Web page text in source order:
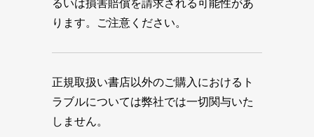
るいは損害賠償を請求される可能性があ
ります。ご注意ください。
正規取扱い書店以外のご購入におけるト
ラブルについては弊社では一切関与いた
しません。